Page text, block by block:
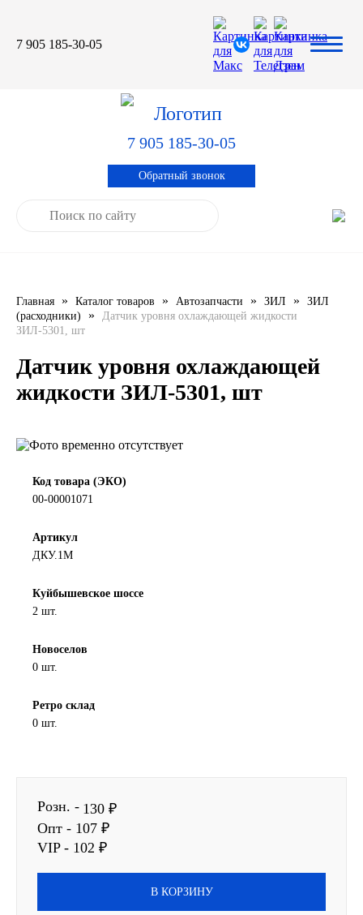
7 905 185-30-05
ELF
IDEMITSU
MOBIL
MOTUL
OIL RIGHT
REPSOL
SHELL
TOTAL
UNIX
Valvoline
Специальная оценка условий труда
Применяемость тормозных
Система контроля качества
Сертификация продукции
7 905 185-30-05
Обратный звонок
Главная » Каталог товаров » Автозапчасти » ЗИЛ »
ЗИЛ
(расходники)
»
Датчик уровня охлаждающей жидкости
ЗИЛ-5301, шт
Датчик уровня охлаждающей
жидкости ЗИЛ-5301, шт
Код товара (ЭКО)
00-00001071
Артикул
ДКУ.1М
Куйбышевское шоссе
2 шт.
Новоселов
0 шт.
Ретро склад
0 шт.
Розн. - 130 ₽
Опт - 107 ₽
VIP - 102 ₽
В КОРЗИНУ